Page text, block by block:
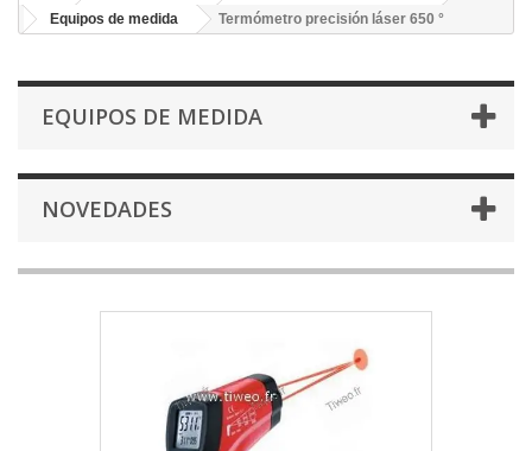
Equipos de medida
Termómetro precisión láser 650 °
EQUIPOS DE MEDIDA
NOVEDADES